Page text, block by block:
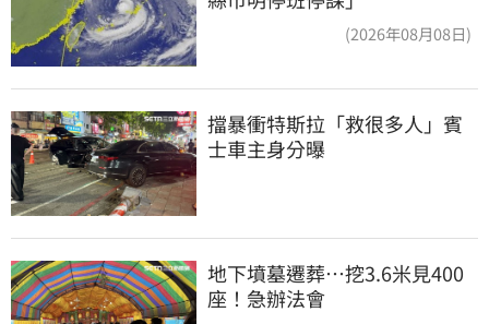
(2026年08月08日)
擋暴衝特斯拉「救很多人」賓
士車主身分曝
地下墳墓遷葬…挖3.6米見400
座！急辦法會